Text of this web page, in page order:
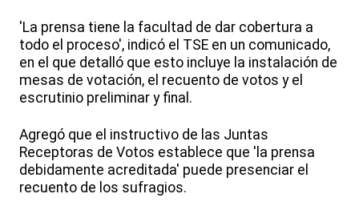
'La prensa tiene la facultad de dar cobertura a
todo el proceso', indicó el TSE en un comunicado,
en el que detalló que esto incluye la instalación de
mesas de votación, el recuento de votos y el
escrutinio preliminar y final.
Agregó que el instructivo de las Juntas
Receptoras de Votos establece que 'la prensa
debidamente acreditada' puede presenciar el
recuento de los sufragios.